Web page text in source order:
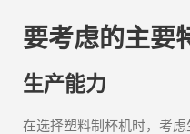
要考虑的主要
生产能力
在选择塑料制杯机时，考